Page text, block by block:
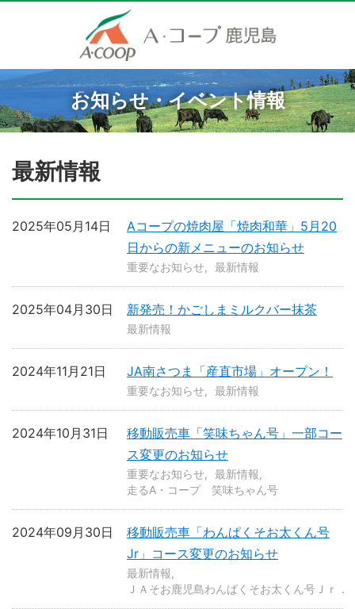
お知らせ・イベント情報
最新情報
Aコープの焼肉屋「焼肉和華」5月20
日からの新メニューのお知らせ
2025年05月14日
重要なお知らせ 最新情報
新発売！かごしまミルクバー抹茶
2025年04月30日
最新情報
JA南さつま「産直市場」オープン！
2024年11月21日
重要なお知らせ 最新情報
移動販売車「笑味ちゃん号」一部コー
ス変更のお知らせ
2024年10月31日
重要なお知らせ
最新情報
走るA・コープ 笑味ちゃん号
移動販売車「わんぱくそお太くん号
Jr」コース変更のお知らせ
2024年09月30日
最新情報
ＪＡそお鹿児島わんぱくそお太くん号Ｊｒ．